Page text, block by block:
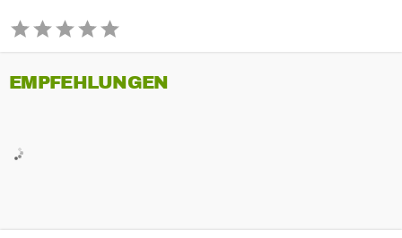
EMPFEHLUNGEN